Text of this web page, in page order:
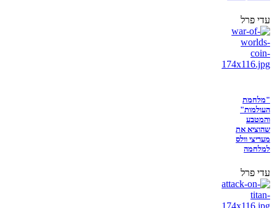
עדי פרל
"מלחמת
העולמות"
והמטבע
שהוציא את
מעריצי וולס
למלחמה
עדי פרל